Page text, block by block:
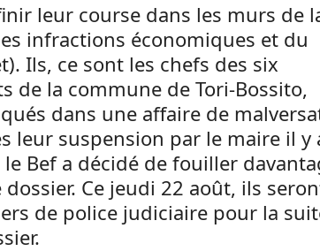
leur course dans les murs de
infractions économiques et du
Ils, ce sont les chefs des six
de la commune de Tori-Bossito,
dans une affaire de
leur suspension par le maire il y
Bef a décidé de fouiller
Ce jeudi 22 août, ils
de police judiciaire pour la